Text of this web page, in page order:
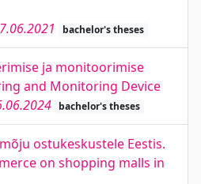
bachelor's theses
ja monitoorimise
and Monitoring Device
bachelor's theses
ostukeskustele Eestis.
on shopping malls in